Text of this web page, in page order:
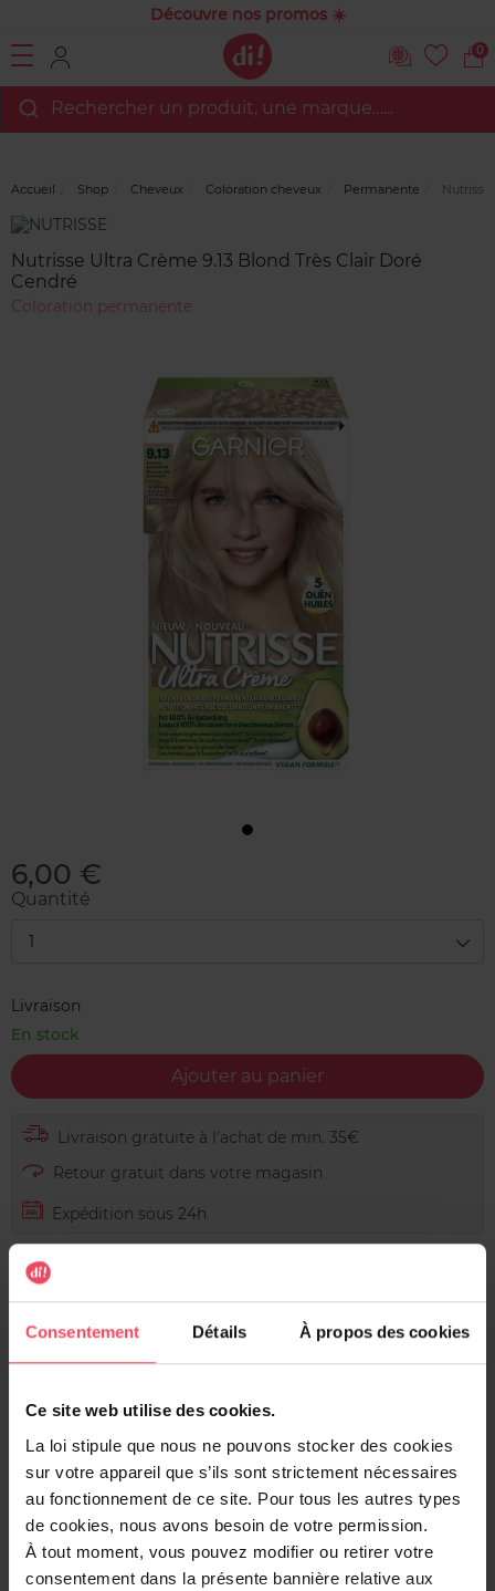
Consentement Détails À propos des cookies
Ce site web utilise des cookies.
La loi stipule que nous ne pouvons stocker des cookies
sur votre appareil que s’ils sont strictement nécessaires
au fonctionnement de ce site. Pour tous les autres types
de cookies, nous avons besoin de votre permission.
À tout moment, vous pouvez modifier ou retirer votre
consentement dans la présente bannière relative aux
Découvre nos promos ☀️
0
Rechercher un produit, une marque…...
Accueil Shop Cheveux Coloration cheveux Permanente Nutrisse
Marque
clients
Nutrisse Ultra Crème 9.13 Blond Très Clair Doré
Cendré
Coloration permanente
6,00 €
Quantité
1
Livraison
En stock
Ajouter au panier
Livraison gratuite à l'achat de min. 35€
Retour gratuit dans votre magasin
Expédition sous 24h
Description
permanente nourrissante qui couvre jusqu’à 100 % des
une couleur améliorée, plus riche grâce à la technologie
color boost. Nutrisse Ultra Crème nourrit les cheveux
pendant la coloration. L’après-shampoing traitant offre
une nutrition supplémentaire après la coloration. L’après-
shampoing est enrichi en 5 huiles de fruits : l’huile
d’avocat, l’huile d’olive, l’huile de coco, l’huile d’argan et